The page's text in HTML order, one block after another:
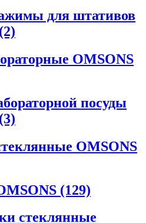
для штативов
(2)
OMSONS
посуды
(3)
OMSONS
(129)
стеклянные